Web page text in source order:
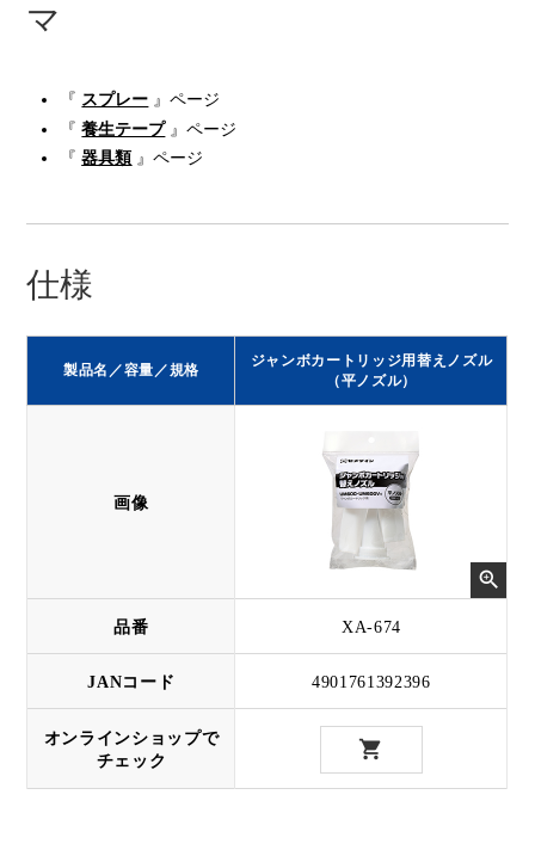
マ
『 スプレー 』ページ
『養生テープ』ページ
『器具類 』ページ
仕様
製品名／容量／規格
ジャンボカートリッジ用替えノズル
（平ノズル）
画像
品番 XA-674
JANコード 4901761392396
オンラインショップで
チェック